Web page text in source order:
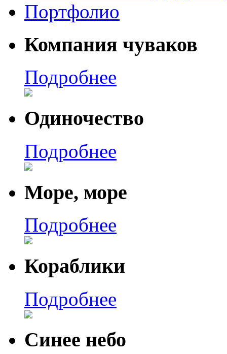
Портфолио
Компания чуваков
Подробнее
Одиночество
Подробнее
Море, море
Подробнее
Кораблики
Подробнее
Синее небо